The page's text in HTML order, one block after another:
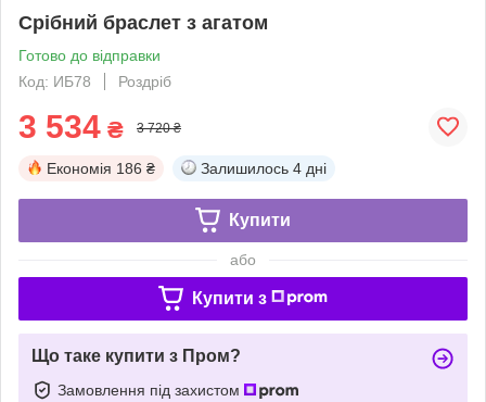
Срібний браслет з агатом
Готово до відправки
Код: ИБ78
Роздріб
3 534 ₴ 3 720 ₴
Економія 186 ₴ Залишилось 4 дні
Купити
або
Купити з
Що таке купити з Пром?
Замовлення під захистом